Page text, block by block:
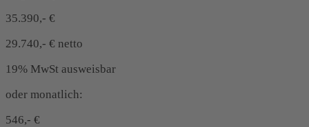
35.390,- €
29.740,- € netto
19% MwSt ausweisbar
oder monatlich:
546,- €